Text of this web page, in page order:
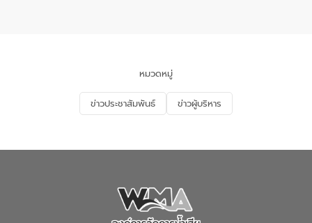
สร้างจิตสำนึกในการอนุรักษ์สิ่งแวดล้อม ใน
หัวข้อ “น้ำเสียชุมชนและการบำบัดน้ำเสีย
เบื้องต้น” โดยให้ความรู้เกี่ยวกับสาเหตุและ
ผลกระทบของน้ำเสีย แนวทางการลดการ
ปิฏการาม อำเภอเมืองกาฬสินธุ์ จังหวัด
หมวดหมู่
ข่าวประชาสัมพันธ์ ข่าวผู้บริหาร